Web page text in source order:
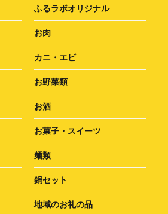
ふるラボオリジナル
お肉
カニ・エビ
お野菜類
お酒
お菓子・スイーツ
麺類
鍋セット
地域のお礼の品